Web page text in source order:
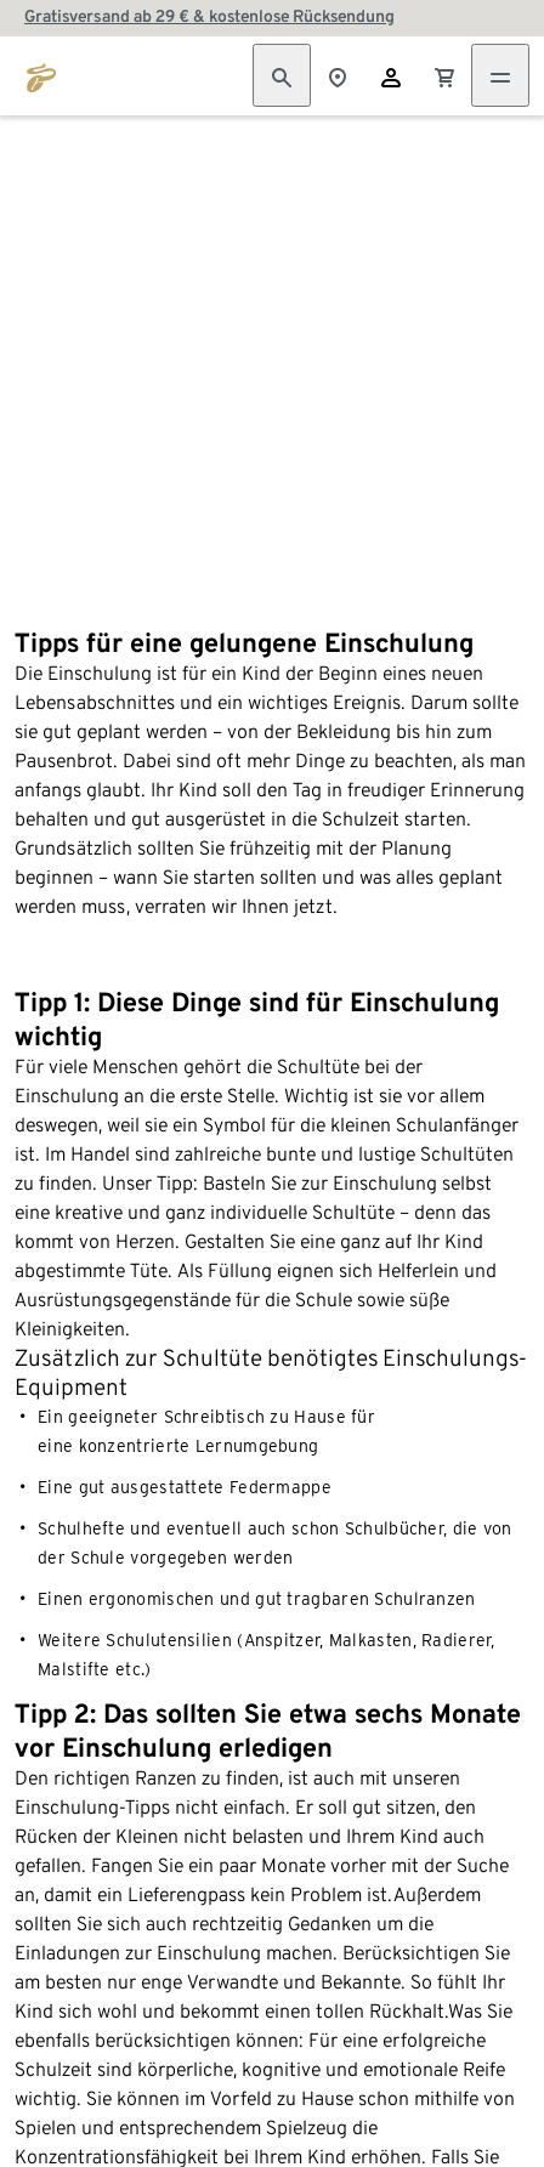
Gratisversand ab 29 € & kostenlose Rücksendung
Tipps für eine gelungene Einschulung
Die Einschulung ist für ein Kind der Beginn eines neuen
Lebensabschnittes und ein wichtiges Ereignis. Darum sollte
sie gut geplant werden – von der Bekleidung bis hin zum
Pausenbrot. Dabei sind oft mehr Dinge zu beachten, als man
anfangs glaubt. Ihr Kind soll den Tag in freudiger Erinnerung
behalten und gut ausgerüstet in die Schulzeit starten.
Grundsätzlich sollten Sie frühzeitig mit der Planung
beginnen – wann Sie starten sollten und was alles geplant
werden muss, verraten wir Ihnen jetzt.
Tipp 1: Diese Dinge sind für Einschulung
wichtig
Für viele Menschen gehört die Schultüte bei der
Einschulung an die erste Stelle. Wichtig ist sie vor allem
deswegen, weil sie ein Symbol für die kleinen Schulanfänger
ist. Im Handel sind zahlreiche bunte und lustige Schultüten
zu finden. Unser Tipp: Basteln Sie zur Einschulung selbst
eine kreative und ganz individuelle Schultüte – denn das
kommt von Herzen. Gestalten Sie eine ganz auf Ihr Kind
abgestimmte Tüte. Als Füllung eignen sich Helferlein und
Ausrüstungsgegenstände für die Schule sowie süße
Kleinigkeiten.
Zusätzlich zur Schultüte benötigtes Einschulungs-
Equipment
Ein geeigneter Schreibtisch zu Hause für
eine konzentrierte Lernumgebung
Eine gut ausgestattete Federmappe
Schulhefte und eventuell auch schon Schulbücher, die von
der Schule vorgegeben werden
Einen ergonomischen und gut tragbaren Schulranzen
Weitere Schulutensilien (Anspitzer, Malkasten, Radierer,
Malstifte etc.)
Tipp 2: Das sollten Sie etwa sechs Monate
vor Einschulung erledigen
Den richtigen Ranzen zu finden, ist auch mit unseren
Einschulung-Tipps nicht einfach. Er soll gut sitzen, den
Rücken der Kleinen nicht belasten und Ihrem Kind auch
gefallen. Fangen Sie ein paar Monate vorher mit der Suche
an, damit ein Lieferengpass kein Problem ist.Außerdem
sollten Sie sich auch rechtzeitig Gedanken um die
Einladungen zur Einschulung machen. Berücksichtigen Sie
am besten nur enge Verwandte und Bekannte. So fühlt Ihr
Kind sich wohl und bekommt einen tollen Rückhalt.Was Sie
ebenfalls berücksichtigen können: Für eine erfolgreiche
Schulzeit sind körperliche, kognitive und emotionale Reife
wichtig. Sie können im Vorfeld zu Hause schon mithilfe von
Spielen und entsprechendem Spielzeug die
Konzentrationsfähigkeit bei Ihrem Kind erhöhen. Falls Sie